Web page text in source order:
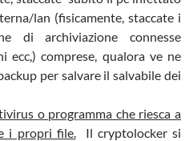
lan (fisicamente, staccate i
di archiviazione connesse
ecc,) comprese, qualora ve ne
per salvare il salvabile dei
o programma che riesca a
i propri file.Il cryptolocker si